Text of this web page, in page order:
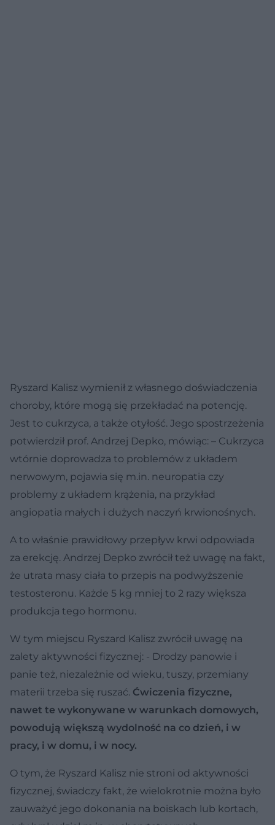
Ryszard Kalisz wymienił z własnego doświadczenia
choroby, które mogą się przekładać na potencję.
Jest to cukrzyca, a także otyłość. Jego spostrzeżenia
potwierdził prof. Andrzej Depko, mówiąc: – Cukrzyca
wtórnie doprowadza to problemów z układem
nerwowym, pojawia się m.in. neuropatia czy
problemy z układem krążenia, na przykład
angiopatia małych i dużych naczyń krwionośnych.
A to właśnie prawidłowy przepływ krwi odpowiada
za erekcję. Andrzej Depko zwrócił też uwagę na fakt,
że utrata masy ciała to przepis na podwyższenie
testosteronu. Każde 5 kg mniej to 2 razy większa
produkcja tego hormonu.
W tym miejscu Ryszard Kalisz zwrócił uwagę na
zalety aktywności fizycznej: - Drodzy panowie i
panie też, niezależnie od wieku, tuszy, przemiany
materii trzeba się ruszać. Ćwiczenia fizyczne,
nawet te wykonywane w warunkach domowych,
powodują większą wydolność na co dzień, i w
pracy, i w domu, i w nocy.
O tym, że Ryszard Kalisz nie stroni od aktywności
fizycznej, świadczy fakt, że wielokrotnie można było
zauważyć jego dokonania na boiskach lub kortach,